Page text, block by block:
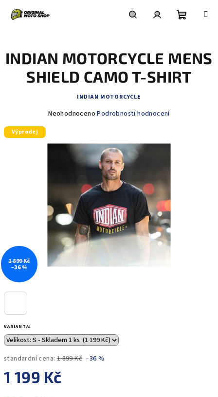
košík
VARIANTA:
standardní cena: 1 899 Kč –36 %
1 199 Kč
INDIAN MOTORCYCLE MENS
SHIELD CAMO T-SHIRT
INDIAN MOTORCYCLE
Průměrné
je
Neohodnoceno Podrobnosti hodnocení
Výprodej
1 899 Kč
–36 %